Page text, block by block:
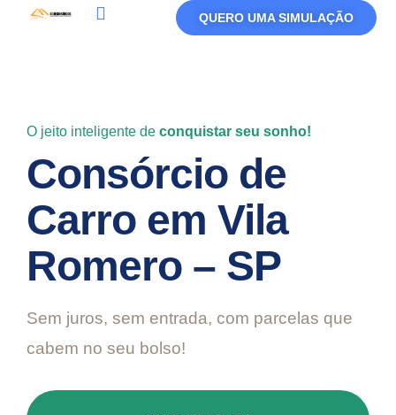
QUERO UMA SIMULAÇÃO
O jeito inteligente de conquistar seu sonho!
Consórcio de
Carro em Vila
Romero – SP
Sem juros, sem entrada, com parcelas que
cabem no seu bolso!